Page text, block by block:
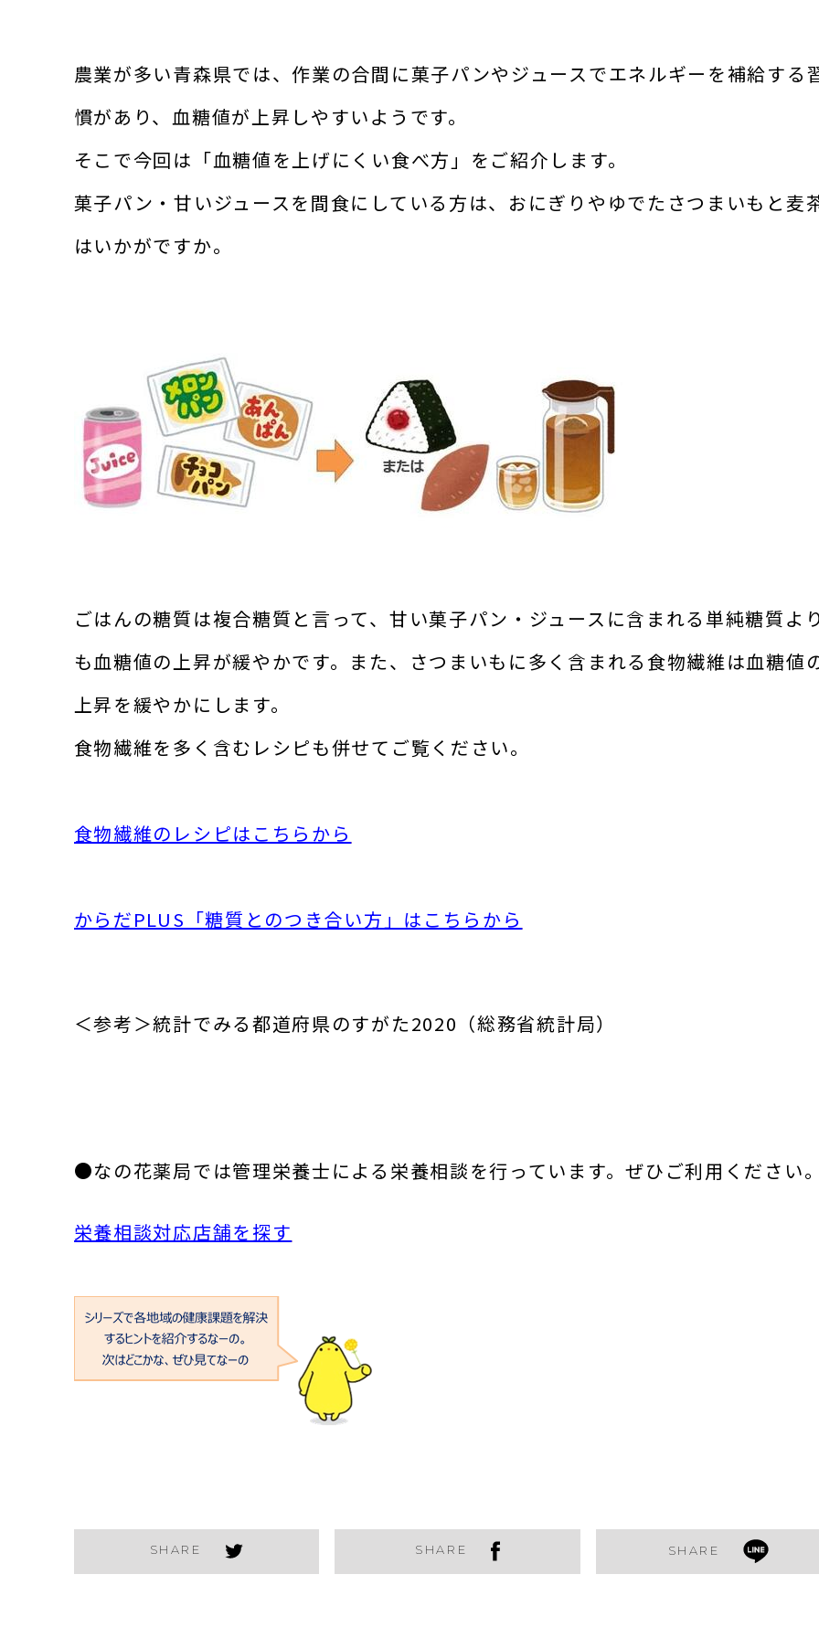
農業が多い青森県では、作業の合間に菓子パンやジュースでエネルギーを補給する
慣があり、血糖値が上昇しやすいようです。
そこで今回は「血糖値を上げにくい食べ方」をご紹介します。
菓子パン・甘いジュースを間食にしている方は、おにぎりやゆでたさつまいもと麦
はいかがですか。
ごはんの糖質は複合糖質と言って、甘い菓子パン・ジュースに含まれる単純糖質よ
も血糖値の上昇が緩やかです。また、さつまいもに多く含まれる食物繊維は血糖値
上昇を緩やかにします。
食物繊維を多く含むレシピも併せてご覧ください。
食物繊維のレシピはこちらから
からだPLUS「糖質とのつき合い方」はこちらから
＜参考＞統計でみる都道府県のすがた2020（総務省統計局）
●なの花薬局では管理栄養士による栄養相談を行っています。ぜひご利用ください
栄養相談対応店舗を探す
SHARE SHARE SHARE